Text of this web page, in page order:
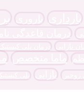
بارداری باروری
درمان قاعدگی
نازایی درمان پلی
ماما متخصص
زوجین نازایی